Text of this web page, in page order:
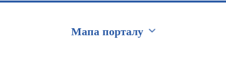
Мапа порталу